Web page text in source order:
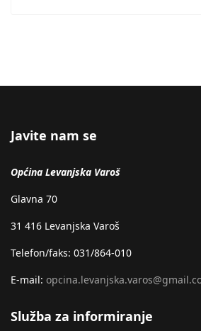
Javite nam se
Općina Levanjska Varoš
Glavna 70
31 416 Levanjska Varoš
Telefon/faks: 031/864-010
E-mail:
Služba za informiranje